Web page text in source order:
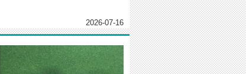
2026-07-16